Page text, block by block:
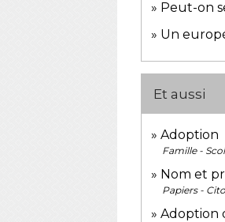
Peut-on
Un
Et aussi
Adoption
Famille -
Nom et
Papiers -
Adoption